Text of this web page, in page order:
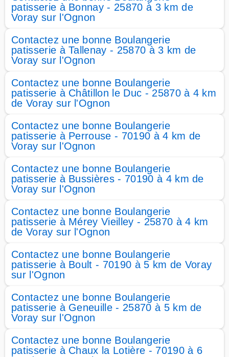
patisserie à Bonnay - 25870 à 3 km de
Voray sur l'Ognon
Contactez une bonne Boulangerie
patisserie à Tallenay - 25870 à 3 km de
Voray sur l'Ognon
Contactez une bonne Boulangerie
patisserie à Châtillon le Duc - 25870 à 4 km
de Voray sur l'Ognon
Contactez une bonne Boulangerie
patisserie à Perrouse - 70190 à 4 km de
Voray sur l'Ognon
Contactez une bonne Boulangerie
patisserie à Bussières - 70190 à 4 km de
Voray sur l'Ognon
Contactez une bonne Boulangerie
patisserie à Mérey Vieilley - 25870 à 4 km
de Voray sur l'Ognon
Contactez une bonne Boulangerie
patisserie à Boult - 70190 à 5 km de Voray
sur l'Ognon
Contactez une bonne Boulangerie
patisserie à Geneuille - 25870 à 5 km de
Voray sur l'Ognon
Contactez une bonne Boulangerie
patisserie à Chaux la Lotière - 70190 à 6